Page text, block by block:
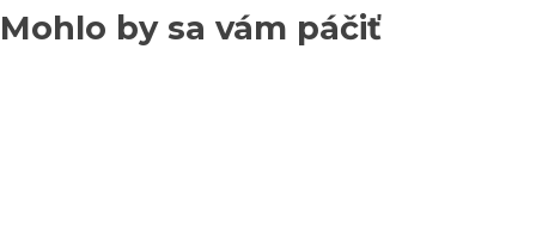
Mohlo by sa vám páčiť